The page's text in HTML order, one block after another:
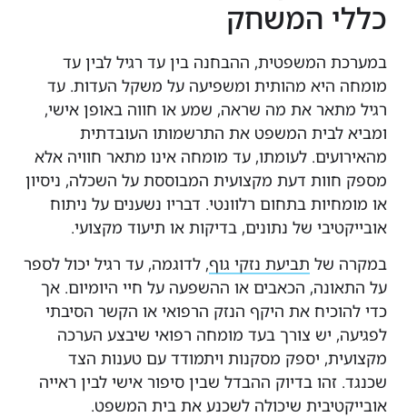
והתעדכנות: מעקב אחר פיתוחים בעולם
עדי המומחים, השתתפות בכנסים
ולמידת שיטות עבודה מתקדמות
לשפר תוצאות.
כל ההמלצות והמסקנות במסמך זה
על מחקר של מקורות ציבוריים באינטרנט
למטרות מידע כללי בלבד. יש להתייעץ עם
משפטיים מתאימים לפני יישום כל המלצה
המשחק
המשפטית, ההבחנה בין עד רגיל לבין עד
מהותית ומשפיעה על משקל העדות. עד
את מה שראה, שמע או חווה באופן אישי,
המשפט את התרשמותו העובדתית
לעומתו, עד מומחה אינו מתאר חוויה אלא
דעת מקצועית המבוססת על השכלה, ניסיון
בתחום רלוונטי. דבריו נשענים על ניתוח
של נתונים, בדיקות או תיעוד מקצועי.
שלתביעת נזקי גוף, לדוגמה, עד רגיל יכול לספר
הכאבים או ההשפעה על חיי היומיום. אך
את היקף הנזק הרפואי או הקשר הסיבתי
יש צורך בעד מומחה רפואי שיבצע הערכה
יספק מסקנות ויתמודד עם טענות הצד
בדיוק ההבדל שבין סיפור אישי לבין ראייה
שיכולה לשכנע את בית המשפט.